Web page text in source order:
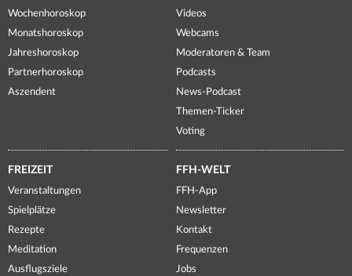
Wochenhoroskop
Monatshoroskop
Jahreshoroskop
Partnerhoroskop
Aszendent
Videos
Webcams
Moderatoren & Team
Podcasts
News-Podcast
Themen-Ticker
Voting
FREIZEIT
Veranstaltungen
Spielplätze
Rezepte
Meditation
Ausflugsziele
FFH-WELT
FFH-App
Newsletter
Kontakt
Frequenzen
Jobs